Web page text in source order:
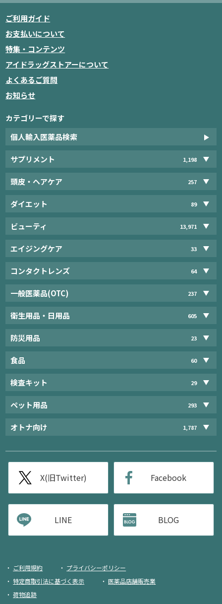
ご利用ガイド
お支払いについて
特集・コンテンツ
アイドラッグストアーについて
よくあるご質問
お知らせ
カテゴリーで探す
個人輸入医薬品検索
サプリメント 1,198
頭皮・ヘアケア 257
ダイエット 89
ビューティ 13,971
エイジングケア 33
コンタクトレンズ 64
一般医薬品(OTC) 237
衛生用品・日用品 605
防災用品 23
食品 60
検査キット 29
ペット用品 293
オトナ向け 1,787
X(旧Twitter) Facebook
LINE BLOG
ご利用規約
プライバシーポリシー
特定商取引法に基づく表示
医薬品店舗販売業
荷物追跡